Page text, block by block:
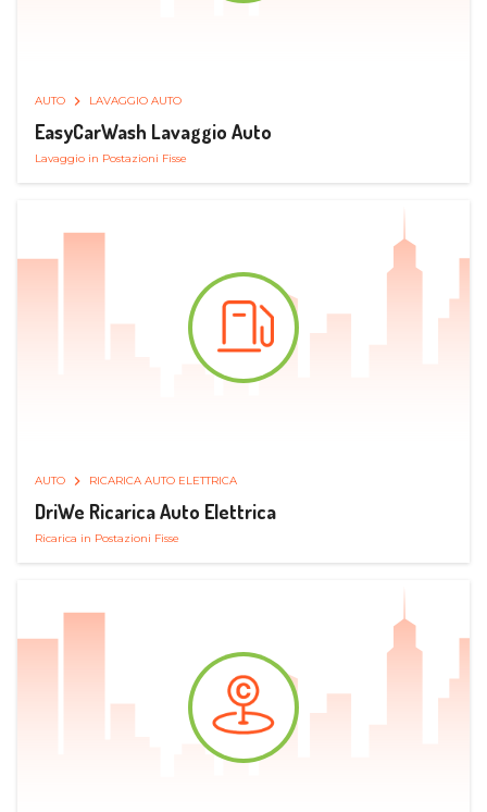
AUTO LAVAGGIO AUTO
EasyCarWash Lavaggio Auto
Lavaggio in Postazioni Fisse
AUTO RICARICA AUTO ELETTRICA
DriWe Ricarica Auto Elettrica
Ricarica in Postazioni Fisse